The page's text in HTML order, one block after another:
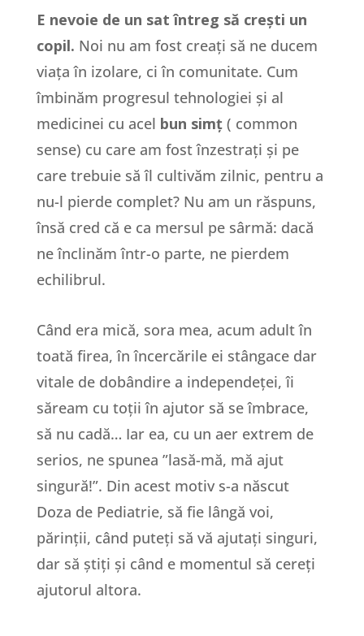
E nevoie de un sat întreg să crești un
copil. Noi nu am fost creați să ne ducem
viața în izolare, ci în comunitate. Cum
îmbinăm progresul tehnologiei și al
medicinei cu acel bun simț( common
sense) cu care am fost înzestrați și pe
care trebuie să îl cultivăm zilnic, pentru a
nu-l pierde complet? Nu am un răspuns,
însă cred că e ca mersul pe sârmă: dacă
ne înclinăm într-o parte, ne pierdem
echilibrul.
Când era mică, sora mea, acum adult în
toată firea, în încercările ei stângace dar
vitale de dobândire a independeței, îi
săream cu toții în ajutor să se îmbrace,
să nu cadă… Iar ea, cu un aer extrem de
serios, ne spunea ”lasă-mă, mă ajut
singură!”. Din acest motiv s-a născut
Doza de Pediatrie, să fie lângă voi,
părinții, când puteți să vă ajutați singuri,
dar să știți și când e momentul să cereți
ajutorul altora.